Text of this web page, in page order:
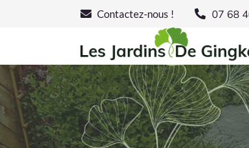
Contactez-nous ! 07 68